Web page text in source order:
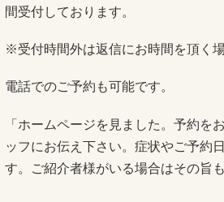
間受付しております。
※受付時間外は返信にお時間を頂く
電話でのご予約も可能です。
「ホームページを見ました。予約を
ッフにお伝え下さい。症状やご予約
す。ご紹介者様がいる場合はその旨